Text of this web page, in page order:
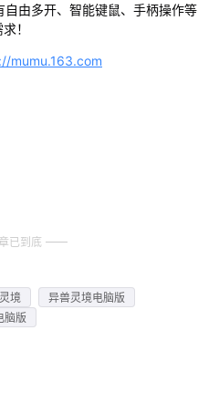
由多开、智能键鼠、手柄操作等
！
mumu.163.com
已到底
境
异兽灵境电脑版
脑版